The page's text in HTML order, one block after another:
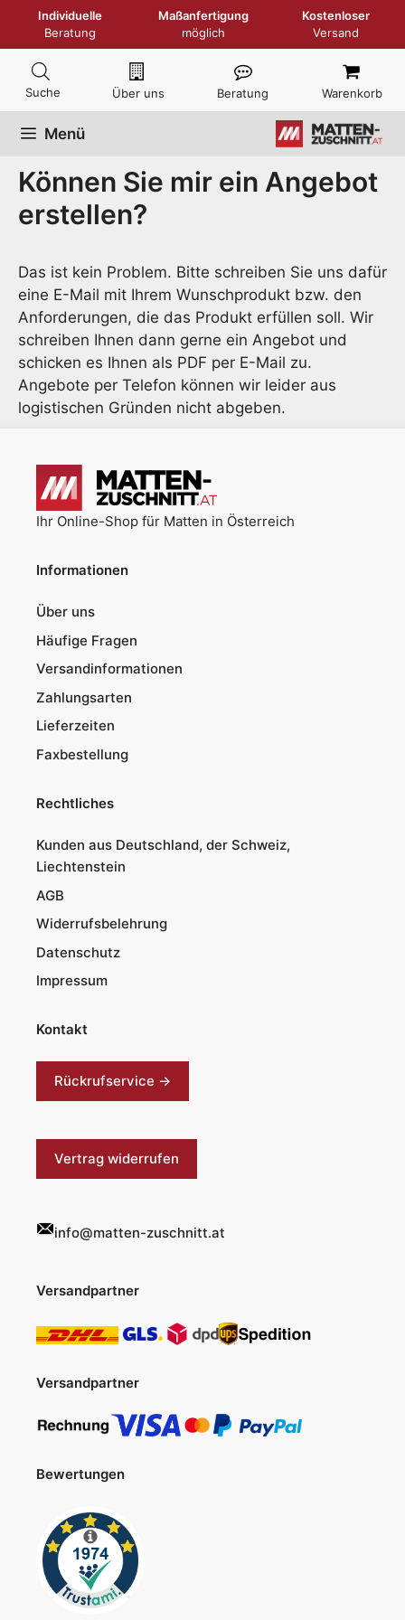
Individuelle
Beratung
Maßanfertigung
möglich
Kostenloser
Versand
Über uns Beratung Warenkorb
Menü
Können Sie mir ein Angebot
erstellen?
Das ist kein Problem. Bitte schreiben Sie uns dafür
eine E-Mail mit Ihrem Wunschprodukt bzw. den
Anforderungen, die das Produkt erfüllen soll. Wir
schreiben Ihnen dann gerne ein Angebot und
schicken es Ihnen als PDF per E-Mail zu.
Angebote per Telefon können wir leider aus
logistischen Gründen nicht abgeben.
Ihr Online-Shop für Matten in Österreich
Informationen
Über uns
Häufige Fragen
Versandinformationen
Zahlungsarten
Lieferzeiten
Faxbestellung
Rechtliches
Kunden aus Deutschland, der Schweiz,
Liechtenstein
AGB
Widerrufsbelehrung
Datenschutz
Impressum
Kontakt
Rückrufservice →
Vertrag widerrufen
info@matten-zuschnitt.at
Versandpartner
Versandpartner
Bewertungen